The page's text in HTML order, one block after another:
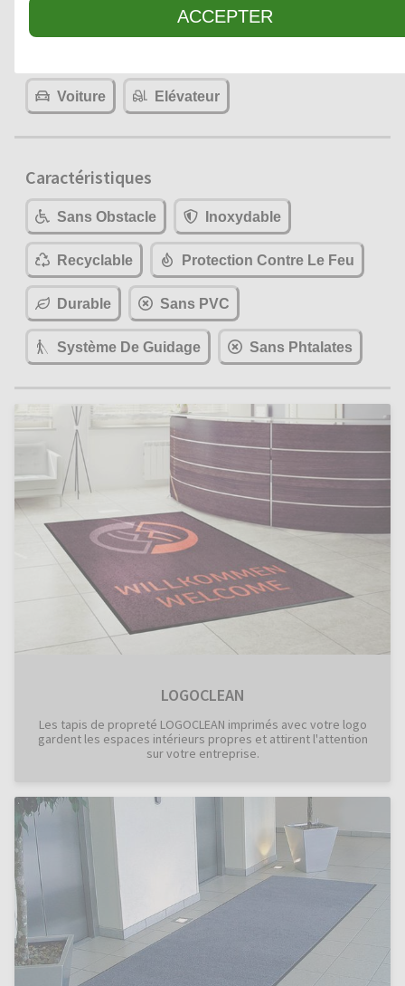
ACCEPTER
Chariot À Bagages
Voiture Elévateur
Caractéristiques
Sans Obstacle Inoxydable
Recyclable Protection Contre Le Feu
Durable Sans PVC
Système De Guidage Sans Phtalates
LOGOCLEAN
Les tapis de propreté LOGOCLEAN imprimés avec votre logo
gardent les espaces intérieurs propres et attirent l'attention
sur votre entreprise.